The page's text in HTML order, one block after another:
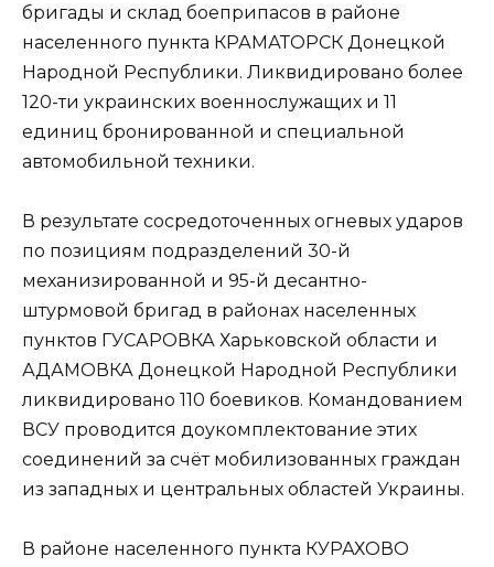
бригады и склад боеприпасов в районе
населенного пункта КРАМАТОРСК Донецкой
Народной Республики. Ликвидировано более
120-ти украинских военнослужащих и 11
единиц бронированной и специальной
автомобильной техники.
В результате сосредоточенных огневых ударов
по позициям подразделений 30-й
механизированной и 95-й десантно-
штурмовой бригад в районах населенных
пунктов ГУСАРОВКА Харьковской области и
АДАМОВКА Донецкой Народной Республики
ликвидировано 110 боевиков. Командованием
ВСУ проводится доукомплектование этих
соединений за счёт мобилизованных граждан
из западных и центральных областей Украины.
В районе населенного пункта КУРАХОВО